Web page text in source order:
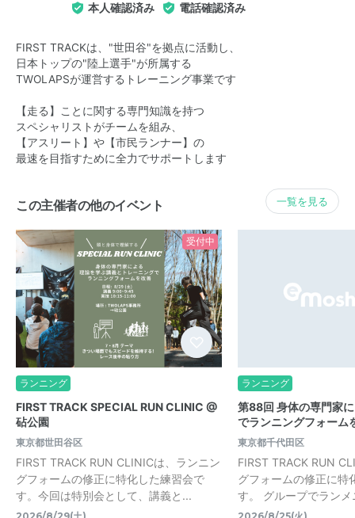
本人確認済み 電話確認済み
FIRST TRACKは、"世田谷"を拠点に活動し、
日本トップの"陸上選手"が所属する
TWOLAPSが運営するトレーニング事業です
【走る】ことに関する専門知識を持つ
スペシャリストがチームを組み、
【アスリート】や【市民ランナー】の
最速を目指すために全力でサポートします
この主催者の他のイベント 一覧を見る
受付中
ランニング
FIRST TRACK SPECIAL RUN CLINIC @
砧公園
東京都世田谷区
FIRST TRACK RUN CLINICは、ランニン
グフォームの修正に特化した練習会で
す。今回は特別会として、講義と...
ランニング
第88回 身体の専門家
でランニングフォーム
東京都千代田区
FIRST TRACK RUN
グフォームの修正に特
す。 グループでランメ